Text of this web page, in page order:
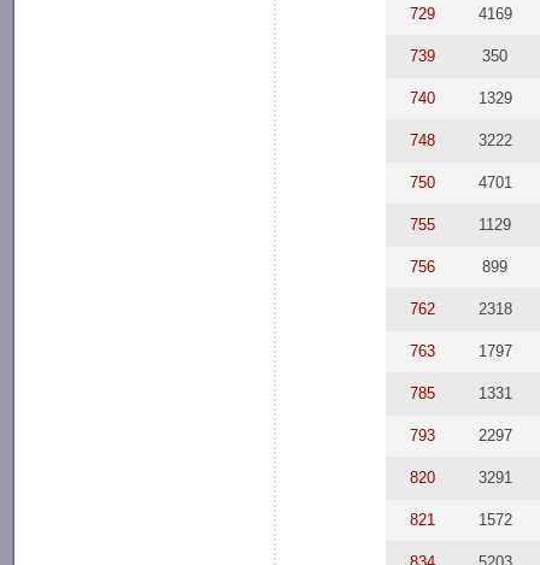
729 4169
739 350
740 1329
748 3222
750 4701
755 1129
756 899
762 2318
763 1797
785 1331
793 2297
820 3291
821 1572